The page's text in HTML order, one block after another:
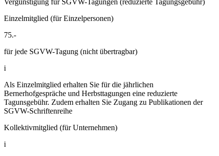
Vergünstigung für SGVW-Tagungen (reduzierte Tagungsgebühr)
Einzelmitglied (für Einzelpersonen)
75.-
für jede SGVW-Tagung (nicht übertragbar)
i
Als Einzelmitglied erhalten Sie für die jährlichen
Bernerhofgespräche und Herbsttagungen eine reduzierte
Tagunsgebühr. Zudem erhalten Sie Zugang zu Publikationen der
SGVW-Schriftenreihe
Kollektivmitglied (für Unternehmen)
i